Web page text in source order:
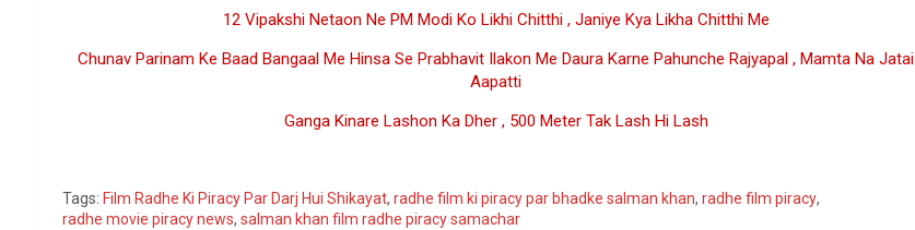
12 Vipakshi Netaon Ne PM Modi Ko Likhi Chitthi , Janiye Kya Likha Chitthi Me
Chunav Parinam Ke Baad Bangaal Me Hinsa Se Prabhavit Ilakon Me Daura Karne Pahunche Rajyapal , Mamta Na Jatai
Aapatti
Ganga Kinare Lashon Ka Dher , 500 Meter Tak Lash Hi Lash
Tags: Film Radhe Ki Piracy Par Darj Hui Shikayat, radhe film ki piracy par bhadke salman khan, radhe film piracy,
radhe movie piracy news, salman khan film radhe piracy samachar